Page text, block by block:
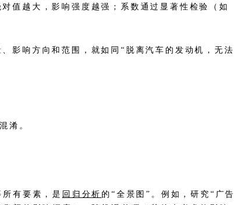
值越大，影响强度越强；系数通过显著性检验（如
影响方向和范围，就如同“脱离汽车的发动机，无法
淆。
有要素，是 回归分析 的“全景图”。例如，研究“广告